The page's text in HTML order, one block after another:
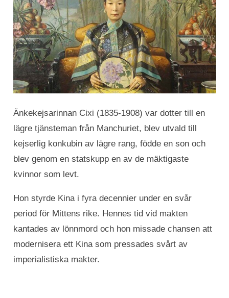
Änkekejsarinnan Cixi (1835-1908) var dotter till en
lägre tjänsteman från Manchuriet, blev utvald till
kejserlig konkubin av lägre rang, födde en son och
blev genom en statskupp en av de mäktigaste
kvinnor som levt.
Hon styrde Kina i fyra decennier under en svår
period för Mittens rike. Hennes tid vid makten
kantades av lönnmord och hon missade chansen att
modernisera ett Kina som pressades svårt av
imperialistiska makter.